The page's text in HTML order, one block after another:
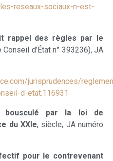
reseaux-sociaux-n-est-
rappel des règles par le
d’État n° 393236), JA
jurisprudences/
d-etat.116931
bousculé par la loi de
du XXIe, siècle, JA numéro
pour le contrevenant